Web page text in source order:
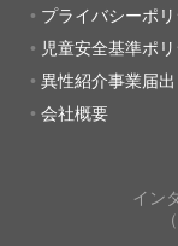
プライバシーポ
児童安全基準ポ
異性紹介事業届出
会社概要
イン